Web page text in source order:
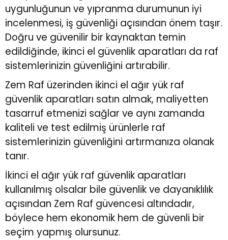
uygunluğunun ve yıpranma durumunun iyi
incelenmesi, iş güvenliği açısından önem taşır.
Doğru ve güvenilir bir kaynaktan temin
edildiğinde, ikinci el güvenlik aparatları da raf
sistemlerinizin güvenliğini artırabilir.
Zem Raf üzerinden ikinci el ağır yük raf
güvenlik aparatları satın almak, maliyetten
tasarruf etmenizi sağlar ve aynı zamanda
kaliteli ve test edilmiş ürünlerle raf
sistemlerinizin güvenliğini artırmanıza olanak
tanır.
İkinci el ağır yük raf güvenlik aparatları
kullanılmış olsalar bile güvenlik ve dayanıklılık
açısından Zem Raf güvencesi altındadır,
böylece hem ekonomik hem de güvenli bir
seçim yapmış olursunuz.